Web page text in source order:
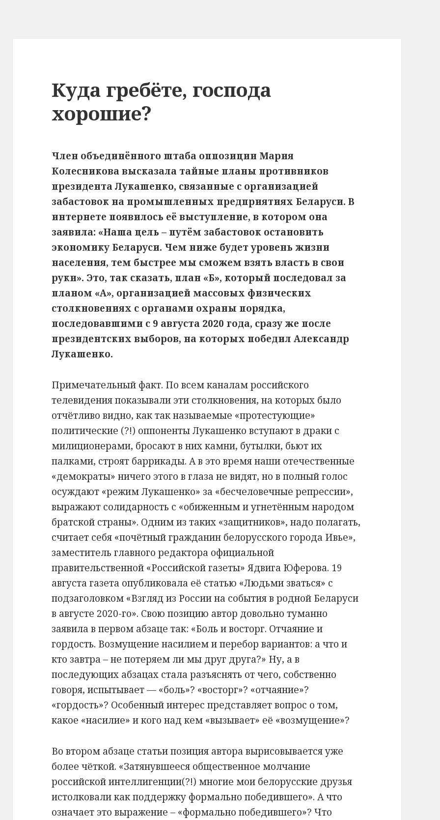
Куда гребёте, господа
хорошие?
Член объединённого штаба оппозиции Мария
Колесникова высказала тайные планы противников
президента Лукашенко, связанные с организацией
забастовок на промышленных предприятиях Беларуси. В
интернете появилось её выступление, в котором она
заявила: «Наша цель – путём забастовок остановить
экономику Беларуси. Чем ниже будет уровень жизни
населения, тем быстрее мы сможем взять власть в свои
руки». Это, так сказать, план «Б», который последовал за
планом «А», организацией массовых физических
столкновениях с органами охраны порядка,
последовавшими с 9 августа 2020 года, сразу же после
президентских выборов, на которых победил Александр
Лукашенко.
Примечательный факт. По всем каналам российского
телевидения показывали эти столкновения, на которых было
отчётливо видно, как так называемые «протестующие»
политические (?!) оппоненты Лукашенко вступают в драки с
милиционерами, бросают в них камни, бутылки, бьют их
палками, строят баррикады. А в это время наши отечественные
«демократы» ничего этого в глаза не видят, но в полный голос
осуждают «режим Лукашенко» за «бесчеловечные репрессии»,
выражают солидарность с «обиженным и угнетённым народом
братской страны». Одним из таких «защитников», надо полагать,
считает себя «почётный гражданин белорусского города Ивье»,
заместитель главного редактора официальной
правительственной «Российской газеты» Ядвига Юферова. 19
августа газета опубликовала её статью «Людьми зваться» с
подзаголовком «Взгляд из России на события в родной Беларуси
в августе 2020-го». Свою позицию автор довольно туманно
заявила в первом абзаце так: «Боль и восторг. Отчаяние и
гордость. Возмущение насилием и перебор вариантов: а что и
кто завтра – не потеряем ли мы друг друга?» Ну, а в
последующих абзацах стала разъяснять от чего, собственно
говоря, испытывает — «боль»? «восторг»? «отчаяние»?
«гордость»? Особенный интерес представляет вопрос о том,
какое «насилие» и кого над кем «вызывает» её «возмущение»?
Во втором абзаце статьи позиция автора вырисовывается уже
более чёткой. «Затянувшееся общественное молчание
российской интеллигенции(?!) многие мои белорусские друзья
истолковали как поддержку формально победившего». А что
означает это выражение – «формально победившего»? Что